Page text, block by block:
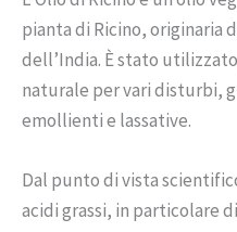
pianta di Ricino, originaria
dell’India. È stato
naturale per vari disturbi,
emollienti e lassative.
Dal punto di vista
acidi grassi, in particolare